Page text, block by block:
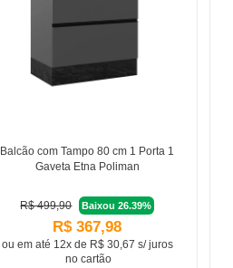
Balcão com Tampo 80 cm 1 Porta 1
Gaveta Etna Poliman
R$ 499,90 Baixou 26.39%
R$ 367,98
ou ematé 12x de R$ 30,67 s/ juros
no cartão